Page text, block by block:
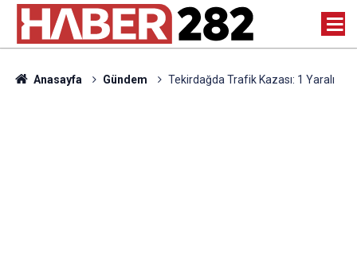
Anasayfa Gündem Tekirdağda Trafik Kazası: 1 Yaralı